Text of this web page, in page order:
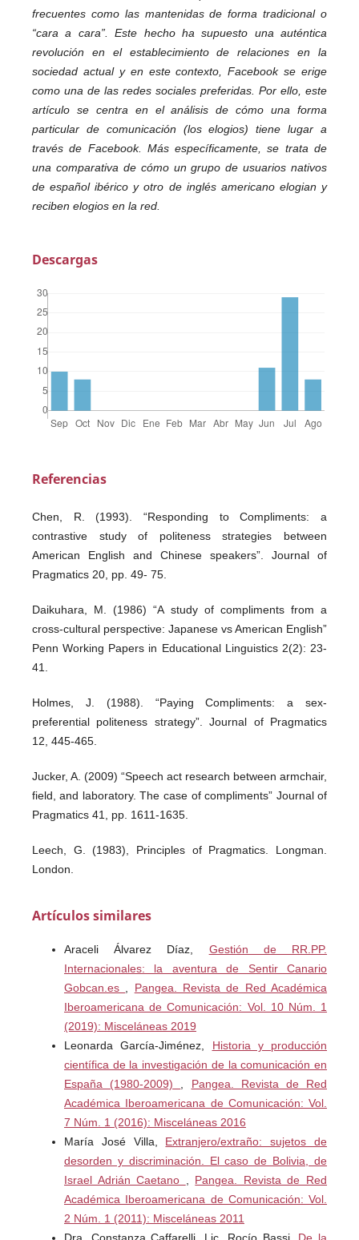
frecuentes como las mantenidas de forma tradicional o
“cara a cara”. Este hecho ha supuesto una auténtica
revolución en el establecimiento de relaciones en la
sociedad actual y en este contexto, Facebook se erige
como una de las redes sociales preferidas. Por ello, este
artículo se centra en el análisis de cómo una forma
particular de comunicación (los elogios) tiene lugar a
través de Facebook. Más específicamente, se trata de
una comparativa de cómo un grupo de usuarios nativos
de español ibérico y otro de inglés americano elogian y
reciben elogios en la red.
Descargas
Referencias
Chen, R. (1993). “Responding to Compliments: a
contrastive study of politeness strategies between
American English and Chinese speakers”. Journal of
Pragmatics 20, pp. 49- 75.
Daikuhara, M. (1986) “A study of compliments from a
cross-cultural perspective: Japanese vs American English”
Penn Working Papers in Educational Linguistics 2(2): 23-
41.
Holmes, J. (1988). “Paying Compliments: a sex-
preferential politeness strategy”. Journal of Pragmatics
12, 445-465.
Jucker, A. (2009) “Speech act research between armchair,
field, and laboratory. The case of compliments” Journal of
Pragmatics 41, pp. 1611-1635.
Leech, G. (1983), Principles of Pragmatics. Longman.
London.
Formula”. In: Columas, Florian (Ed.). Conversational
Routine: Explorations in Standardized Communication
Situations and PrepatternedSpeech. The Hague, Mouton,
pp. 115-132.
Wolfson, N. (1983). “An empirically based analysis of
complimenting in American English”. In: Wolfson, Nessa,
Judd, Elliot (Eds.), Sociolinguistics and Language
Acquisition. Newbury House, Rowley, MA. Pp 82-95.
The Cocktail Analysis. “Informe de Resultados del
Observatorio de Redes Sociales. Tercera oleada” BBVA,
Microsoft. February, 2011. Web March 15th 2012.
http://es.scribd.com/doc/49385242/Informe-de-
resultados-del-Observatorio-de- Redes-Sociales-3a-
oleada-The-Cocktail-Analysis-FEB2011>
Artículos similares
Araceli Álvarez Díaz, Gestión de RR.PP.
Internacionales: la aventura de Sentir Canario
Gobcan.es
Pangea. Revista de Red Académica
Iberoamericana de Comunicación: Vol. 10 Núm. 1
(2019): Misceláneas 2019
Leonarda García-Jiménez, Historia y producción
científica de la investigación de la comunicación en
España (1980-2009)
Pangea. Revista de Red
Académica Iberoamericana de Comunicación: Vol.
7 Núm. 1 (2016): Misceláneas 2016
María José Villa, Extranjero/extraño: sujetos de
desorden y discriminación. El caso de Bolivia, de
Israel Adrián Caetano
Pangea. Revista de Red
Académica Iberoamericana de Comunicación: Vol.
2 Núm. 1 (2011): Misceláneas 2011